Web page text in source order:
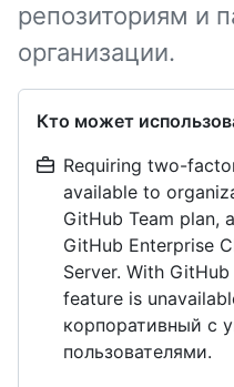
репозиториям и
организации.
Кто может
Requiring two-
available to
GitHub Team plan,
GitHub Enterprise
Server. With
feature is
корпоративный с
пользователями.